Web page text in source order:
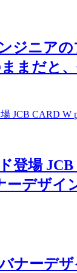
ジニアの
まだと
登場
ーデザイ
ナーデザ